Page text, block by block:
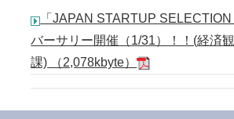
「JAPAN STARTUP
バーサリー開催（1/31）！！(経済
課) （2,078kbyte）